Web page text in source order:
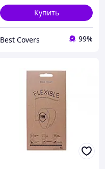
Купить
Best Covers 99%